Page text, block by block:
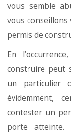
vous semble
vous conseillons
permis de
En
construire peut
un particulier
évidemment,
contester un
porte atteinte.